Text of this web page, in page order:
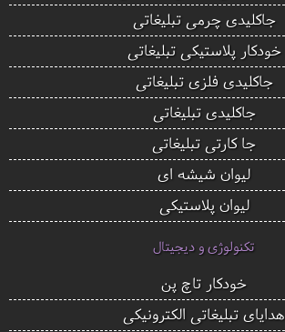
جاکلیدی چرمی تبلیغاتی
خودکار پلاستیکی تبلیغاتی
جاکلیدی فلزی تبلیغاتی
جاکلیدی تبلیغاتی
جا کارتی تبلیغاتی
لیوان شیشه ای
لیوان پلاستیکی
تکنولوژی و دیجیتال
خودکار تاچ پن
هدایای تبلیغاتی الکترونیکی